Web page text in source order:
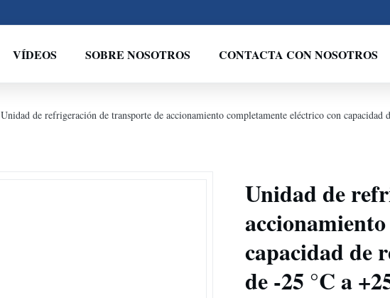
VÍDEOS SOBRE NOSOTROS CONTACTA CON NOSOTROS
Unidad de refrigeración de transporte de accionamiento completamente eléctrico con
Unidad de
capacidad de
de -25 °C a